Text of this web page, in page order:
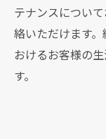
テナンスについ
絡いただけます
おけるお客様の
す。